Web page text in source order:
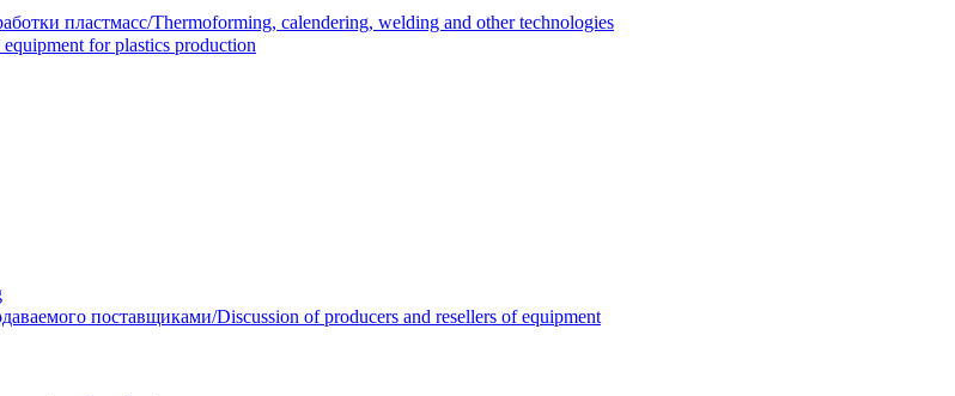
пластмасс/Thermoforming, calendering, welding and other technologies
for plastics production
поставщиками/Discussion of producers and resellers of equipment